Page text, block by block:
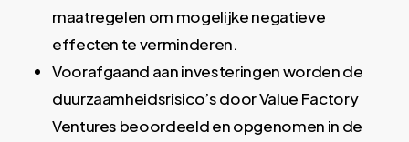
maatregelen om mogelijke negatieve
effecten te verminderen.
Voorafgaand aan investeringen worden de
duurzaamheidsrisico’s door Value Factory
Ventures beoordeeld en opgenomen in de